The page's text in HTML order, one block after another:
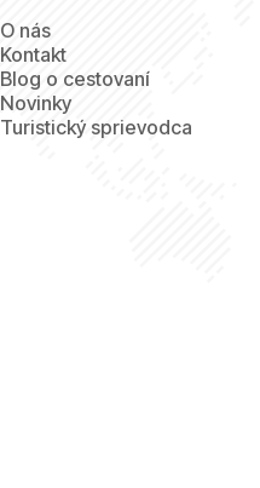
O nás
Kontakt
Blog o cestovaní
Novinky
Turistický sprievodca